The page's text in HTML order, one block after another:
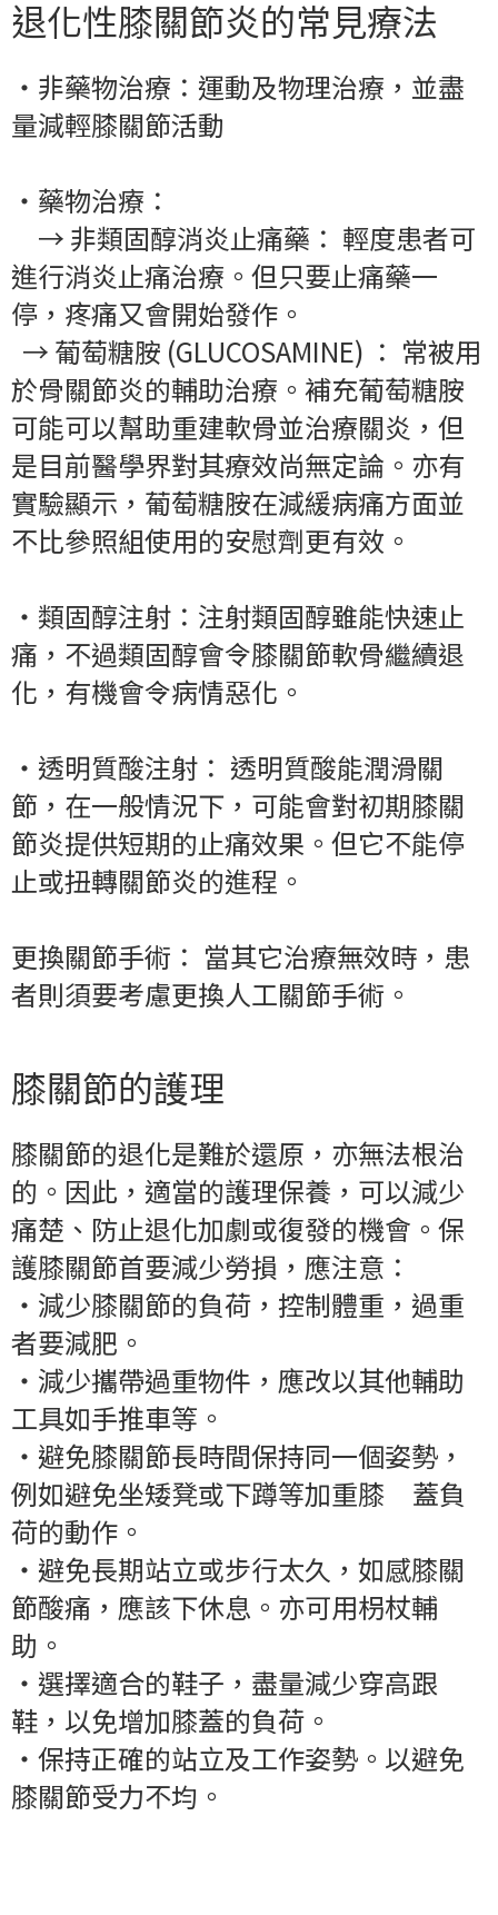
退化性膝關節炎的常見療法
‧ 非藥物治療：運動及物理治療，並盡
量減輕膝關節活動
‧ 藥物治療：
→ 非類固醇消炎止痛藥： 輕度患者可
進行消炎止痛治療。但只要止痛藥一
停，疼痛又會開始發作。
→ 葡萄糖胺 (GLUCOSAMINE) ： 常被用
於骨關節炎的輔助治療。補充葡萄糖胺
可能可以幫助重建軟骨並治療關炎，但
是目前醫學界對其療效尚無定論。亦有
實驗顯示，葡萄糖胺在減緩病痛方面並
不比參照組使用的安慰劑更有效。
‧ 類固醇注射：注射類固醇雖能快速止
痛，不過類固醇會令膝關節軟骨繼續退
化，有機會令病情惡化。
‧ 透明質酸注射： 透明質酸能潤滑關
節，在一般情況下，可能會對初期膝關
節炎提供短期的止痛效果。但它不能停
止或扭轉關節炎的進程。
更換關節手術： 當其它治療無效時，患
者則須要考慮更換人工關節手術。
膝關節的護理
膝關節的退化是難於還原，亦無法根治
的。因此，適當的護理保養，可以減少
痛楚、防止退化加劇或復發的機會。保
護膝關節首要減少勞損，應注意：
‧ 減少膝關節的負荷，控制體重，過重
者要減肥。
‧ 減少攜帶過重物件，應改以其他輔助
工具如手推車等。
‧ 避免膝關節長時間保持同一個姿勢，
例如避免坐矮凳或下蹲等加重膝 蓋負
荷的動作。
‧ 避免長期站立或步行太久，如感膝關
節酸痛，應該下休息。亦可用枴杖輔
助。
‧ 選擇適合的鞋子，盡量減少穿高跟
鞋，以免增加膝蓋的負荷。
‧ 保持正確的站立及工作姿勢。以避免
膝關節受力不均。